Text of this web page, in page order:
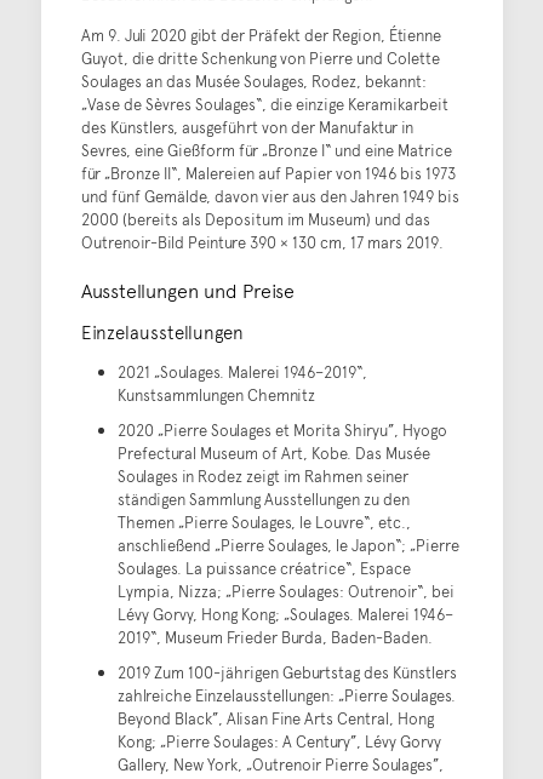
Am 9. Juli 2020 gibt der Präfekt der Region, Étienne
Guyot, die dritte Schenkung von Pierre und Colette
Soulages an das Musée Soulages, Rodez, bekannt:
„Vase de Sèvres Soulages“, die einzige Keramikarbeit
des Künstlers, ausgeführt von der Manufaktur in
Sevres, eine Gießform für „Bronze I“ und eine Matrice
für „Bronze II“, Malereien auf Papier von 1946 bis 1973
und fünf Gemälde, davon vier aus den Jahren 1949 bis
2000 (bereits als Depositum im Museum) und das
Outrenoir-Bild Peinture 390 × 130 cm, 17 mars 2019.
Ausstellungen und Preise
Einzelausstellungen
2021 „Soulages. Malerei 1946–2019“,
Kunstsammlungen Chemnitz
2020 „Pierre Soulages et Morita Shiryu”, Hyogo
Prefectural Museum of Art, Kobe. Das Musée
Soulages in Rodez zeigt im Rahmen seiner
ständigen Sammlung Ausstellungen zu den
Themen „Pierre Soulages, le Louvre“, etc.,
anschließend „Pierre Soulages, le Japon“; „Pierre
Soulages. La puissance créatrice“, Espace
Lympia, Nizza; „Pierre Soulages: Outrenoir“, bei
Lévy Gorvy, Hong Kong; „Soulages. Malerei 1946–
2019“, Museum Frieder Burda, Baden-Baden.
2019 Zum 100-jährigen Geburtstag des Künstlers
zahlreiche Einzelausstellungen: „Pierre Soulages.
Beyond Black”, Alisan Fine Arts Central, Hong
Kong; „Pierre Soulages: A Century”, Lévy Gorvy
Gallery, New York, „Outrenoir Pierre Soulages”,